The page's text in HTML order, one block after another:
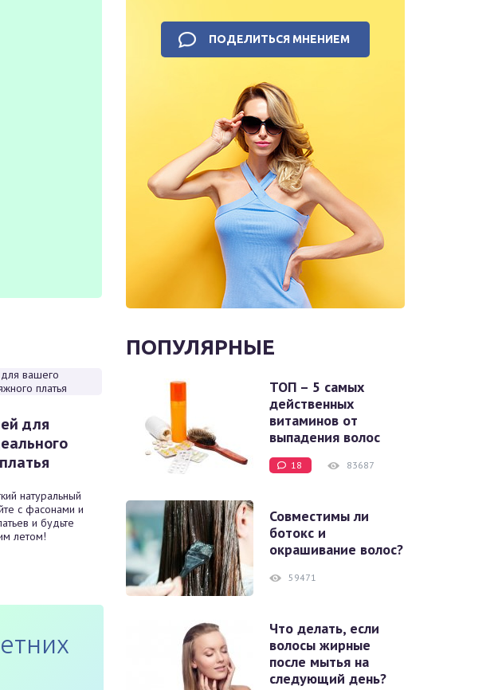
для
натуральный
с фасонами и
и будьте
летом!
ПОДЕЛИТЬСЯ МНЕНИЕМ
ПОПУЛЯРНЫЕ
ТОП – 5 самых
действенных
витаминов от
выпадения волос
18 83687
Совместимы ли
ботокс и
окрашивание волос?
59471
Что делать, если
волосы жирные
после мытья на
следующий день?